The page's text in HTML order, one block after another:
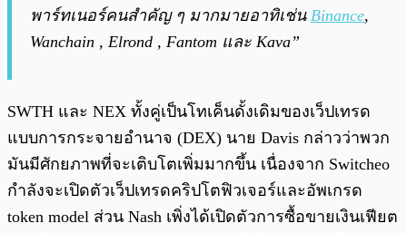
พาร์ทเนอร์คนสำคัญ ๆ มากมายอาทิเช่น Binance,
Wanchain , Elrond , Fantom และ Kava”
SWTH และ NEX ทั้งคู่เป็นโทเค็นดั้งเดิมของเว็ปเทรด
แบบการกระจายอำนาจ (DEX) นาย Davis กล่าวว่าพวก
มันมีศักยภาพที่จะเติบโตเพิ่มมากขึ้น เนื่องจาก Switcheo
กำลังจะเปิดตัวเว็ปเทรดคริปโตฟิวเจอร์และอัพเกรด
token model ส่วน Nash เพิ่งได้เปิดตัวการซื้อขายเงินเฟียต